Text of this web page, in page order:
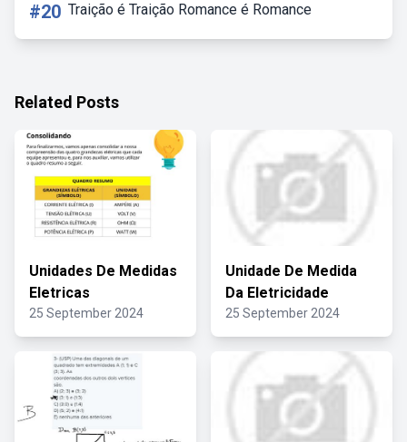
#20 Traição é Traição Romance é Romance
Related Posts
Unidades De Medidas
Eletricas
25 September 2024
Unidade De Medida
Da Eletricidade
25 September 2024